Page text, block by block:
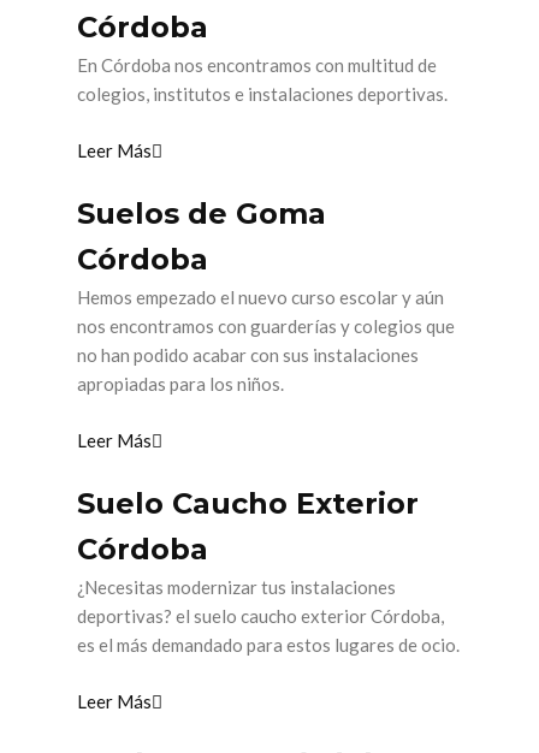
Córdoba
En Córdoba nos encontramos con multitud de
colegios, institutos e instalaciones deportivas.
Leer Más
Suelos de Goma
Córdoba
Hemos empezado el nuevo curso escolar y aún
nos encontramos con guarderías y colegios que
no han podido acabar con sus instalaciones
apropiadas para los niños.
Leer Más
Suelo Caucho Exterior
Córdoba
¿Necesitas modernizar tus instalaciones
deportivas? el suelo caucho exterior Córdoba,
es el más demandado para estos lugares de ocio.
Leer Más